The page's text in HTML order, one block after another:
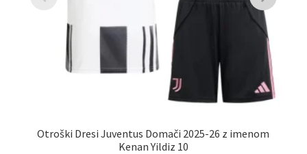
Otroški Dresi Juventus Domači 2025-26 z imenom
Kenan Yildiz 10